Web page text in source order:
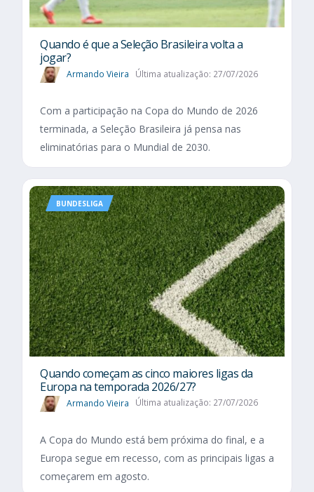
Quando é que a Seleção Brasileira volta a
jogar?
Armando Vieira Última atualização: 27/07/2026
Com a participação na Copa do Mundo de 2026
terminada, a Seleção Brasileira já pensa nas
eliminatórias para o Mundial de 2030.
BUNDESLIGA
Quando começam as cinco maiores ligas da
Europa na temporada 2026/27?
Armando Vieira Última atualização: 27/07/2026
A Copa do Mundo está bem próxima do final, e a
Europa segue em recesso, com as principais ligas a
começarem em agosto.